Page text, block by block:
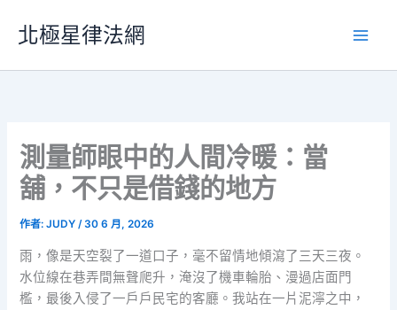
要
北極星律法網
測量師眼中的人間冷暖：當
舖，不只是借錢的地方
作者:JUDY/30 6 月, 2026
雨，像是天空裂了一道口子，毫不留情地傾瀉了三天三夜。
水位線在巷弄間無聲爬升，淹沒了機車輪胎、漫過店面門
檻，最後入侵了一戶戶民宅的客廳。我站在一片泥濘之中，